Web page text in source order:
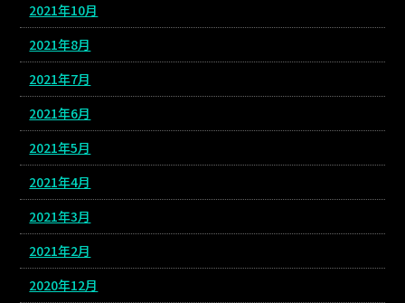
2021年10月
2021年8月
2021年7月
2021年6月
2021年5月
2021年4月
2021年3月
2021年2月
2020年12月